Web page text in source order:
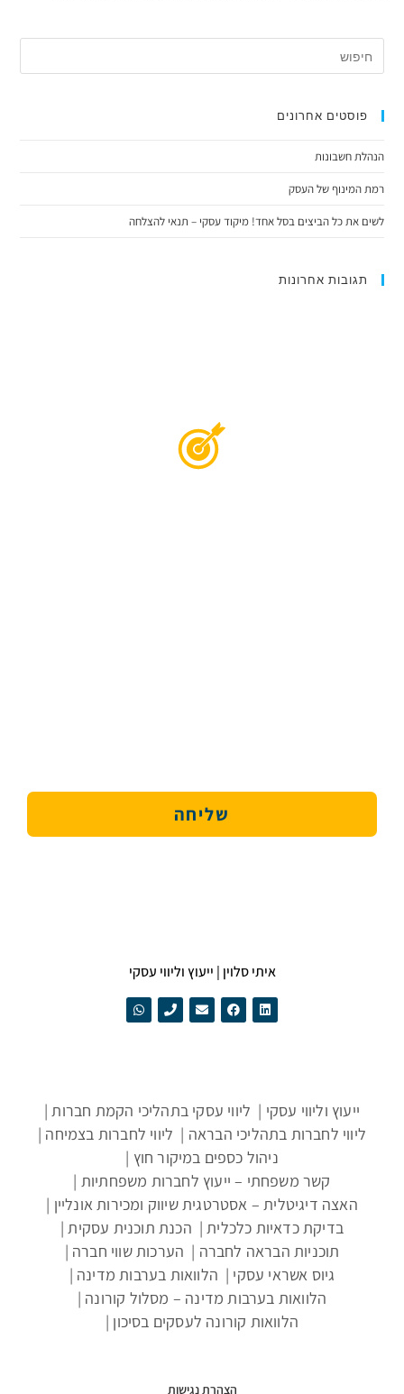
פוסטים אחרונים
הנהלת חשבונות
רמת המינוף של העסק
לשים את כל הביצים בסל אחד! מיקוד עסקי – תנאי להצלחה
תגובות אחרונות
שליחה
איתי סלוין | ייעוץ וליווי עסקי
ייעוץ וליווי עסקי
ליווי עסקי בתהליכי הקמת חברות
ליווי לחברות בתהליכי הבראה
ליווי לחברות בצמיחה
ניהול כספים במיקור חוץ
קשר משפחתי – ייעוץ לחברות משפחתיות
האצה דיגיטלית – אסטרטגית שיווק ומכירות אונליין
בדיקת כדאיות כלכלית
הכנת תוכנית עסקית
תוכניות הבראה לחברה
הערכות שווי חברה
גיוס אשראי עסקי
הלוואות בערבות מדינה
הלוואות בערבות מדינה – מסלול קורונה
הלוואות קורונה לעסקים בסיכון
הצהרת נגישות